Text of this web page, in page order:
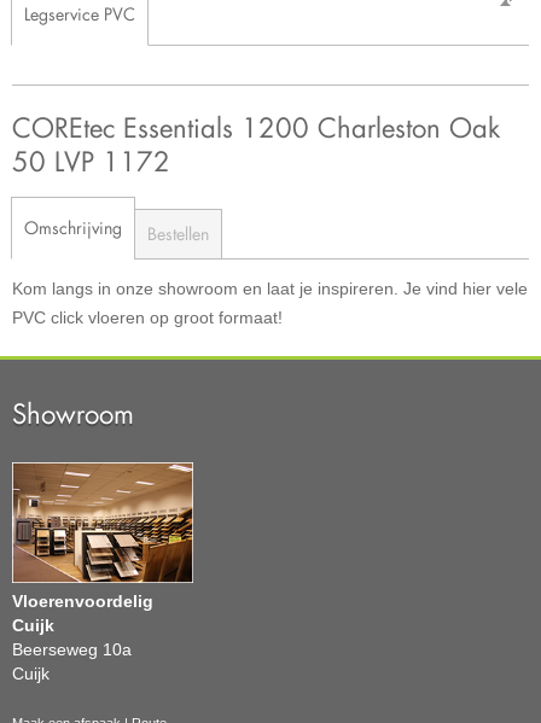
Legservice PVC
COREtec Essentials 1200 Charleston Oak
50 LVP 1172
Omschrijving Bestellen
Kom langs in onze showroom en laat je inspireren. Je vind hier vele
PVC click vloeren op groot formaat!
Showroom
Vloerenvoordelig
Cuijk
Beerseweg 10a
Cuijk